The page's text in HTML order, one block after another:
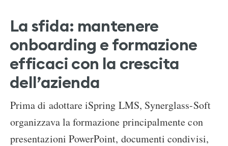
La sfida: mantenere
onboarding e formazione
efficaci con la crescita
dell’azienda
Prima di adottare iSpring LMS, Synerglass-Soft
organizzava la formazione principalmente con
presentazioni PowerPoint, documenti condivisi,